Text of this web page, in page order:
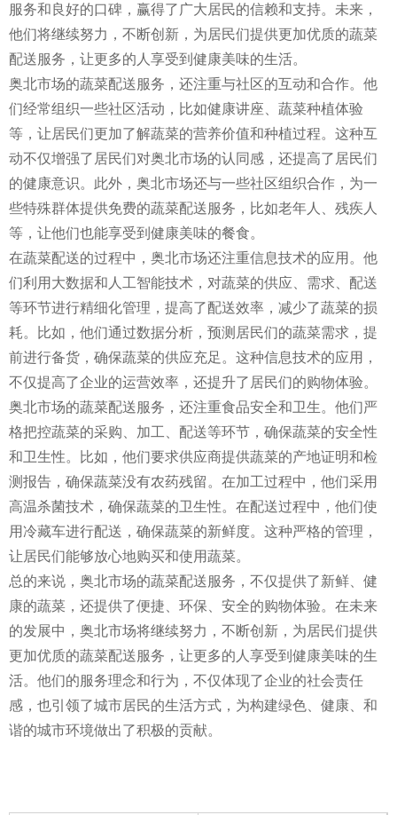
服务和良好的口碑，赢得了广大居民的信赖和支持。未来，
他们将继续努力，不断创新，为居民们提供更加优质的蔬菜
配送服务，让更多的人享受到健康美味的生活。
奥北市场的蔬菜配送服务，还注重与社区的互动和合作。他
们经常组织一些社区活动，比如健康讲座、蔬菜种植体验
等，让居民们更加了解蔬菜的营养价值和种植过程。这种互
动不仅增强了居民们对奥北市场的认同感，还提高了居民们
的健康意识。此外，奥北市场还与一些社区组织合作，为一
些特殊群体提供免费的蔬菜配送服务，比如老年人、残疾人
等，让他们也能享受到健康美味的餐食。
在蔬菜配送的过程中，奥北市场还注重信息技术的应用。他
们利用大数据和人工智能技术，对蔬菜的供应、需求、配送
等环节进行精细化管理，提高了配送效率，减少了蔬菜的损
耗。比如，他们通过数据分析，预测居民们的蔬菜需求，提
前进行备货，确保蔬菜的供应充足。这种信息技术的应用，
不仅提高了企业的运营效率，还提升了居民们的购物体验。
奥北市场的蔬菜配送服务，还注重食品安全和卫生。他们严
格把控蔬菜的采购、加工、配送等环节，确保蔬菜的安全性
和卫生性。比如，他们要求供应商提供蔬菜的产地证明和检
测报告，确保蔬菜没有农药残留。在加工过程中，他们采用
高温杀菌技术，确保蔬菜的卫生性。在配送过程中，他们使
用冷藏车进行配送，确保蔬菜的新鲜度。这种严格的管理，
让居民们能够放心地购买和使用蔬菜。
总的来说，奥北市场的蔬菜配送服务，不仅提供了新鲜、健
康的蔬菜，还提供了便捷、环保、安全的购物体验。在未来
的发展中，奥北市场将继续努力，不断创新，为居民们提供
更加优质的蔬菜配送服务，让更多的人享受到健康美味的生
活。他们的服务理念和行为，不仅体现了企业的社会责任
感，也引领了城市居民的生活方式，为构建绿色、健康、和
谐的城市环境做出了积极的贡献。